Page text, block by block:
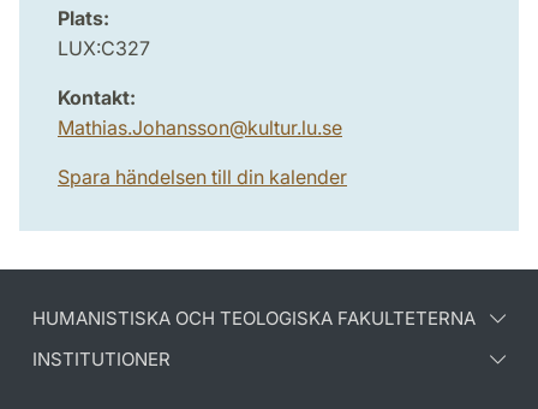
Plats:
LUX:C327
Kontakt:
Mathias.Johansson@kultur.lu.se
Spara händelsen till din kalender
HUMANISTISKA OCH TEOLOGISKA FAKULTETERNA
INSTITUTIONER